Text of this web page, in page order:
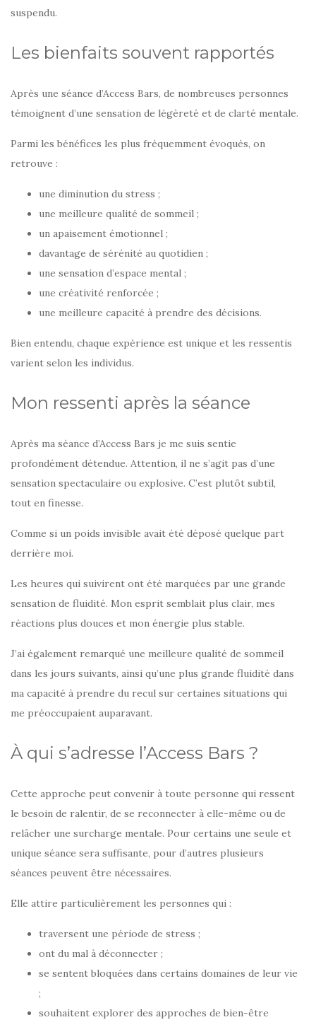
suspendu.
Les bienfaits souvent rapportés
Après une séance d’Access Bars, de nombreuses personnes
témoignent d’une sensation de légèreté et de clarté mentale.
Parmi les bénéfices les plus fréquemment évoqués, on
retrouve :
une diminution du stress ;
une meilleure qualité de sommeil ;
un apaisement émotionnel ;
davantage de sérénité au quotidien ;
une sensation d’espace mental ;
une créativité renforcée ;
une meilleure capacité à prendre des décisions.
Bien entendu, chaque expérience est unique et les ressentis
varient selon les individus.
Mon ressenti après la séance
Après ma séance d’Access Bars je me suis sentie
profondément détendue. Attention, il ne s’agit pas d’une
sensation spectaculaire ou explosive. C’est plutôt subtil,
tout en finesse.
Comme si un poids invisible avait été déposé quelque part
derrière moi.
Les heures qui suivirent ont été marquées par une grande
sensation de fluidité. Mon esprit semblait plus clair, mes
réactions plus douces et mon énergie plus stable.
J’ai également remarqué une meilleure qualité de sommeil
dans les jours suivants, ainsi qu’une plus grande fluidité dans
ma capacité à prendre du recul sur certaines situations qui
me préoccupaient auparavant.
À qui s’adresse l’Access Bars ?
Cette approche peut convenir à toute personne qui ressent
le besoin de ralentir, de se reconnecter à elle-même ou de
relâcher une surcharge mentale. Pour certains une seule et
unique séance sera suffisante, pour d’autres plusieurs
séances peuvent être nécessaires.
Elle attire particulièrement les personnes qui :
traversent une période de stress ;
ont du mal à déconnecter ;
se sentent bloquées dans certains domaines de leur vie
;
souhaitent explorer des approches de bien-être